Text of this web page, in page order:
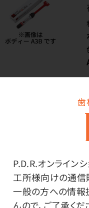
P.D.R.オンライン
工所様向けの通信
一般の方への情報
んので、ご了承くだ
価格はログイン後表示